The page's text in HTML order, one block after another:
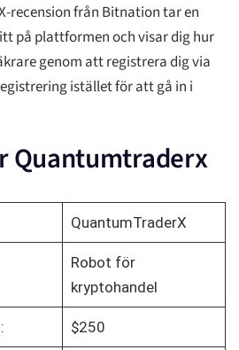
recension från Bitnation tar en
på plattformen och visar dig hur
genom att registrera dig via
istället för att gå in i
Quantumtraderx
QuantumTraderX
Robot för
kryptohandel
$250